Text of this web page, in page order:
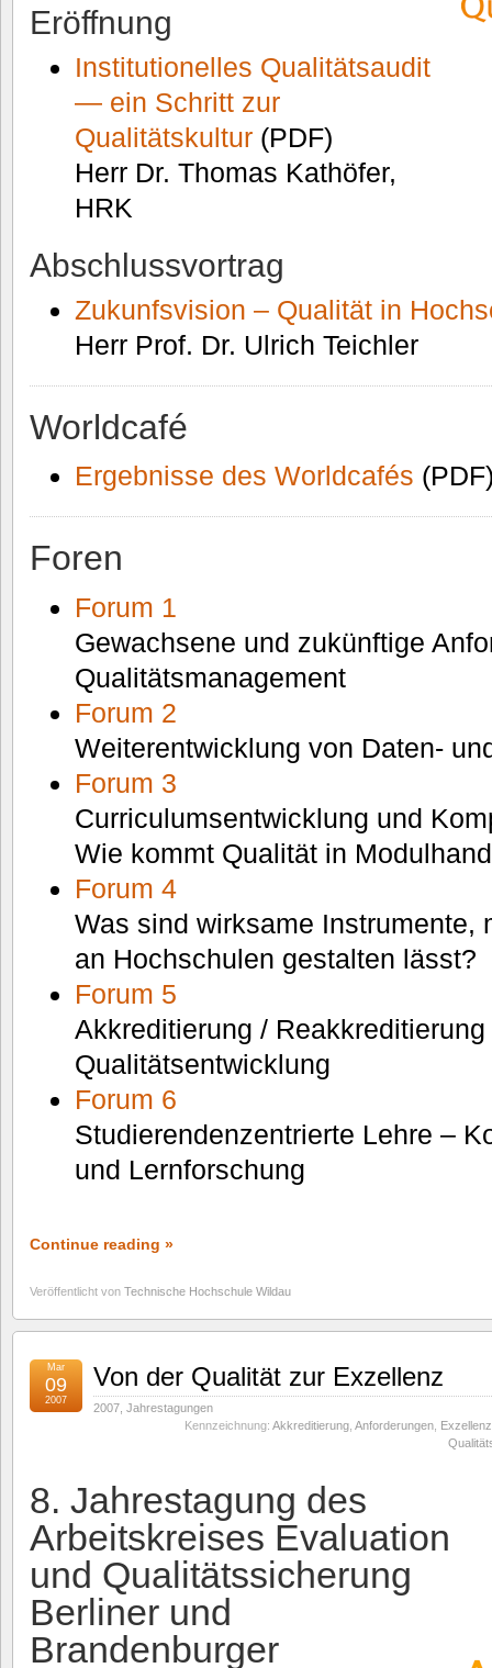
Eröffnung
Institutionelles Qualitätsaudit
— ein Schritt zur
Qualitätskultur(PDF)
Herr Dr. Thomas Kathöfer,
HRK
Abschlussvortrag
Zukunfsvision – Qualität in
Herr Prof. Dr. Ulrich Teichler
Worldcafé
Ergebnisse des Worldcafés
Foren
Forum 1
Gewachsene und zukünftige
Qualitätsmanagement
Forum 2
Weiterentwicklung von Daten-
Forum 3
Curriculumsentwicklung und
Wie kommt Qualität in
Forum 4
Was sind wirksame Instrumente,
an Hochschulen gestalten lässt?
Forum 5
Akkreditierung /
Qualitätsentwicklung
Forum 6
Studierendenzentrierte Lehre –
und Lernforschung
Continue reading »
Veröffentlicht von Technische Hochschule Wildau
Von der Qualität zur Exzellenz
2007 Jahrestagungen
Kennzeichnung: Akkreditierung Anforderungen
Exzellenz
Mar
09
2007
8. Jahrestagung des
Arbeitskreises Evaluation
und Qualitätssicherung
Berliner und
Brandenburger